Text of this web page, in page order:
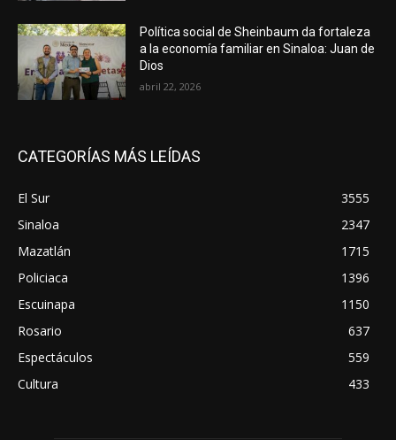
Política social de Sheinbaum da fortaleza
a la economía familiar en Sinaloa: Juan de
Dios
abril 22, 2026
CATEGORÍAS MÁS LEÍDAS
El Sur
3555
Sinaloa
2347
Mazatlán
1715
Policiaca
1396
Escuinapa
1150
Rosario
637
Espectáculos
559
Cultura
433